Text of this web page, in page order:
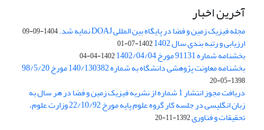
آخرین اخبار
مجله فیزیک زمین و فضا در پایگاه بین المللی DOAJ نمایه شد. 1404-09-09
ارزیابی و رتبه بندی سال 1402 1402-07-01
بخشنامه شماره 91131 مورخ 1402/04/04 1402-04-04
بخشنامه معاونت پژوهشی دانشگاه به شماره 140/130382 مورخ 98/5/20
1398-05-20
دریافت مجوز انتشار 1 شماره از نشریه فیزیک زمین و فضا در هر سال به
زبان انگلیسی در جلسه کار گروه علوم پایه مورخ 22/10/92 وزارت علوم،
تحقیقات و فناوری1392-11-20